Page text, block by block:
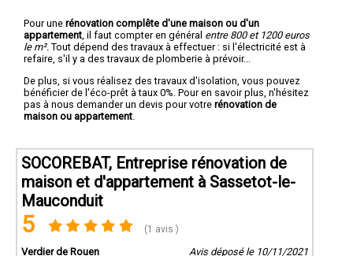
Pour une rénovation complête d'une maison ou d'un
appartement , il faut compter en général entre 800 et 1200 euros
le m². Tout dépend des travaux à effectuer : si l'électricité est à
refaire, s'il y a des travaux de plomberie à prévoir...
De plus, si vous réalisez des travaux d'isolation, vous pouvez
bénéficier de l'éco-prêt à taux 0%. Pour en savoir plus, n'hésitez
pas à nous demander un devis pour votre rénovation de
maison ou appartement
SOCOREBAT, Entreprise rénovation de
maison et d'appartement à Sassetot-le-
Mauconduit
5 (1 avis )
Verdier de Rouen Avis déposé le 10/11/2021